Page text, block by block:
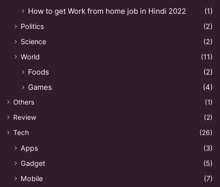
How to get Work from home job in Hindi 2022
(1)
Politics
(2)
Science
(2)
World
(11)
Foods
(2)
Games
(4)
Others
(1)
Review
(2)
Tech
(26)
Apps
(3)
Gadget
(5)
Mobile
(7)